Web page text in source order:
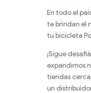
En todo el
te brindan el
tu bicicleta
¡Sigue
expandimos
tiendas
un